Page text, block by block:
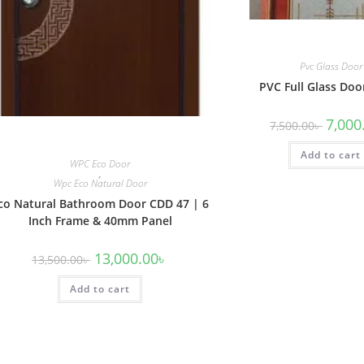
WPC Eco Door
,
Wpc Eco Natural Door
Natural Bathroom Door CDD 47 | 6
Inch Frame & 40mm Panel
13,500.00৳ Original
price
was:
13,500.00৳ .
13,000.00৳
Add to cart
Pvc Glass Door
PVC Full Glass
7,500.00৳ price
was:
Add to cart